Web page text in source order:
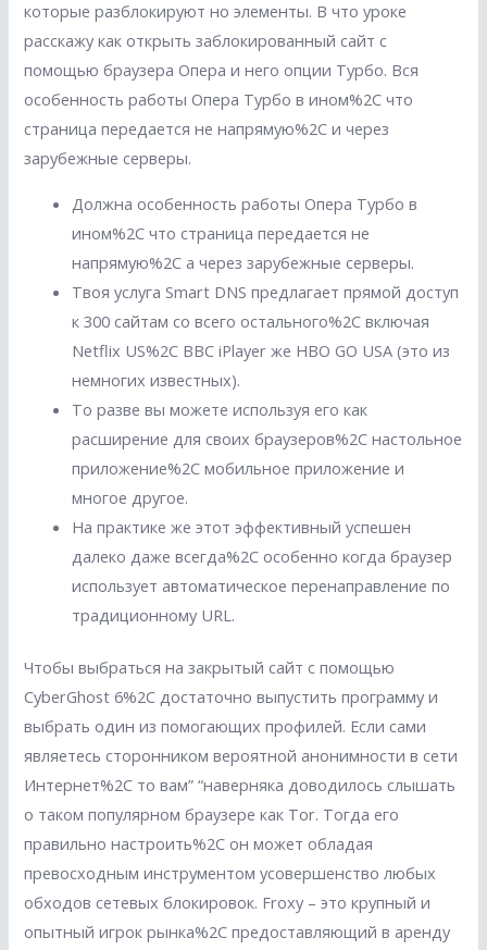
которые разблокируют но элементы. В что уроке
расскажу как открыть заблокированный сайт с
помощью браузера Опера и него опции Турбо. Вся
особенность работы Опера Турбо в ином%2C что
страница передается не напрямую%2C и через
зарубежные серверы.
Должна особенность работы Опера Турбо в
ином%2C что страница передается не
напрямую%2C а через зарубежные серверы.
Твоя услуга Smart DNS предлагает прямой доступ
к 300 сайтам со всего остального%2C включая
Netflix US%2C BBC iPlayer же HBO GO USA (это из
немногих известных).
То разве вы можете используя его как
расширение для своих браузеров%2C настольное
приложение%2C мобильное приложение и
многое другое.
На практике же этот эффективный успешен
далеко даже всегда%2C особенно когда браузер
использует автоматическое перенаправление по
традиционному URL.
Чтобы выбраться на закрытый сайт с помощью
CyberGhost 6%2C достаточно выпустить программу и
выбрать один из помогающих профилей. Если сами
являетесь сторонником вероятной анонимности в сети
Интернет%2C то вам” “наверняка доводилось слышать
о таком популярном браузере как Tor. Тогда его
правильно настроить%2C он может обладая
превосходным инструментом усовершенство любых
обходов сетевых блокировок. Froxy – это крупный и
опытный игрок рынка%2C предоставляющий в аренду